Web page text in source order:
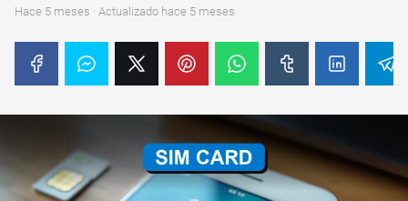
hace 5 meses · Actualizado hace 5 meses